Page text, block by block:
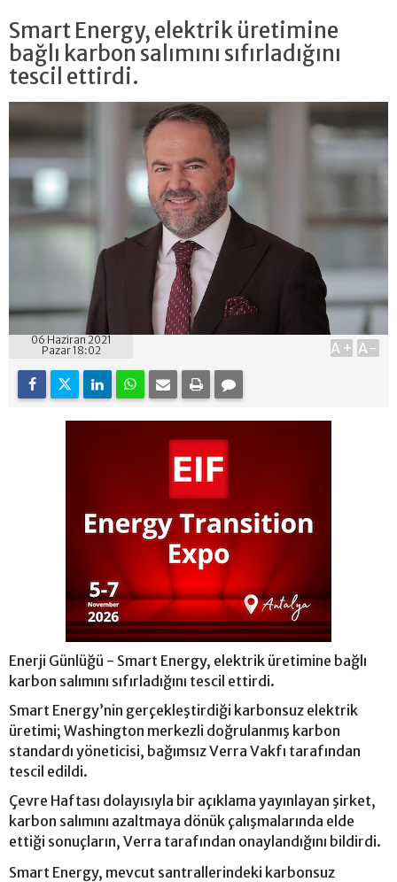
Smart Energy, elektrik üretimine
bağlı karbon salımını sıfırladığını
tescil ettirdi.
06 Haziran 2021
Pazar 18:02
A+ A-
Enerji Günlüğü - Smart Energy, elektrik üretimine bağlı
karbon salımını sıfırladığını tescil ettirdi.
Smart Energy’nin gerçekleştirdiği karbonsuz elektrik
üretimi; Washington merkezli doğrulanmış karbon
standardı yöneticisi, bağımsız Verra Vakfı tarafından
tescil edildi.
Çevre Haftası dolayısıyla bir açıklama yayınlayan şirket,
karbon salımını azaltmaya dönük çalışmalarında elde
ettiği sonuçların, Verra tarafından onaylandığını bildirdi.
Smart Energy, mevcut santrallerindeki karbonsuz